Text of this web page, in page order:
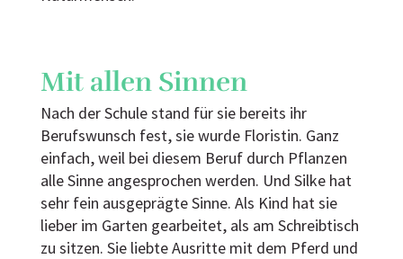
Mit allen Sinnen
Nach der Schule stand für sie bereits ihr
Berufswunsch fest, sie wurde Floristin. Ganz
einfach, weil bei diesem Beruf durch Pflanzen
alle Sinne angesprochen werden. Und Silke hat
sehr fein ausgeprägte Sinne. Als Kind hat sie
lieber im Garten gearbeitet, als am Schreibtisch
zu sitzen. Sie liebte Ausritte mit dem Pferd und